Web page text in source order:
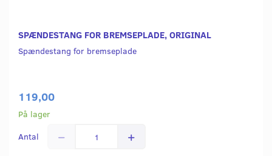
SPÆNDESTANG FOR BREMSEPLADE, ORIGINAL
Spændestang for bremseplade
119,00
På lager
Antal